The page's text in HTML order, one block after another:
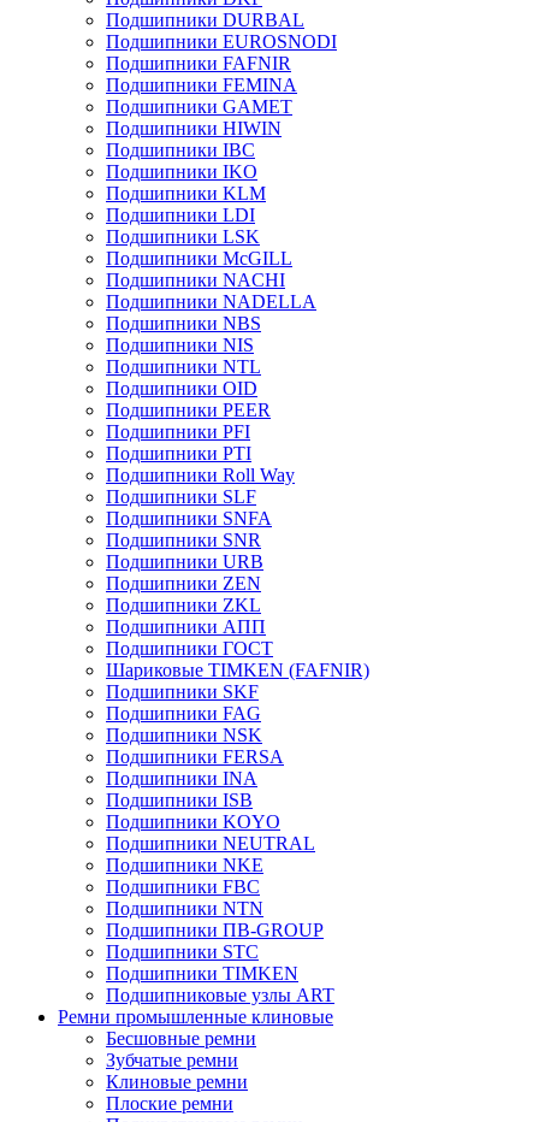
Подшипники DURBAL
Подшипники EUROSNODI
Подшипники FAFNIR
Подшипники FEMINA
Подшипники GAMET
Подшипники HIWIN
Подшипники IBC
Подшипники IKO
Подшипники KLM
Подшипники LDI
Подшипники LSK
Подшипники McGILL
Подшипники NACHI
Подшипники NADELLA
Подшипники NBS
Подшипники NIS
Подшипники NTL
Подшипники OID
Подшипники PEER
Подшипники PFI
Подшипники PTI
Подшипники Roll Way
Подшипники SLF
Подшипники SNFA
Подшипники SNR
Подшипники URB
Подшипники ZEN
Подшипники ZKL
Подшипники АПП
Подшипники ГОСТ
Шариковые ТІMKEN (FAFNIR)
Подшипники SKF
Подшипники FAG
Подшипники NSK
Подшипники FERSA
Подшипники INA
Подшипники ISB
Подшипники KOYO
Подшипники NEUTRAL
Подшипники NKE
Подшипники FBC
Подшипники NTN
Подшипники ПВ-GROUP
Подшипники STC
Подшипники TIMKEN
Подшипниковые узлы ART
Ремни промышленные клиновые
Бесшовные ремни
Зубчатые ремни
Клиновые ремни
Плоские ремни